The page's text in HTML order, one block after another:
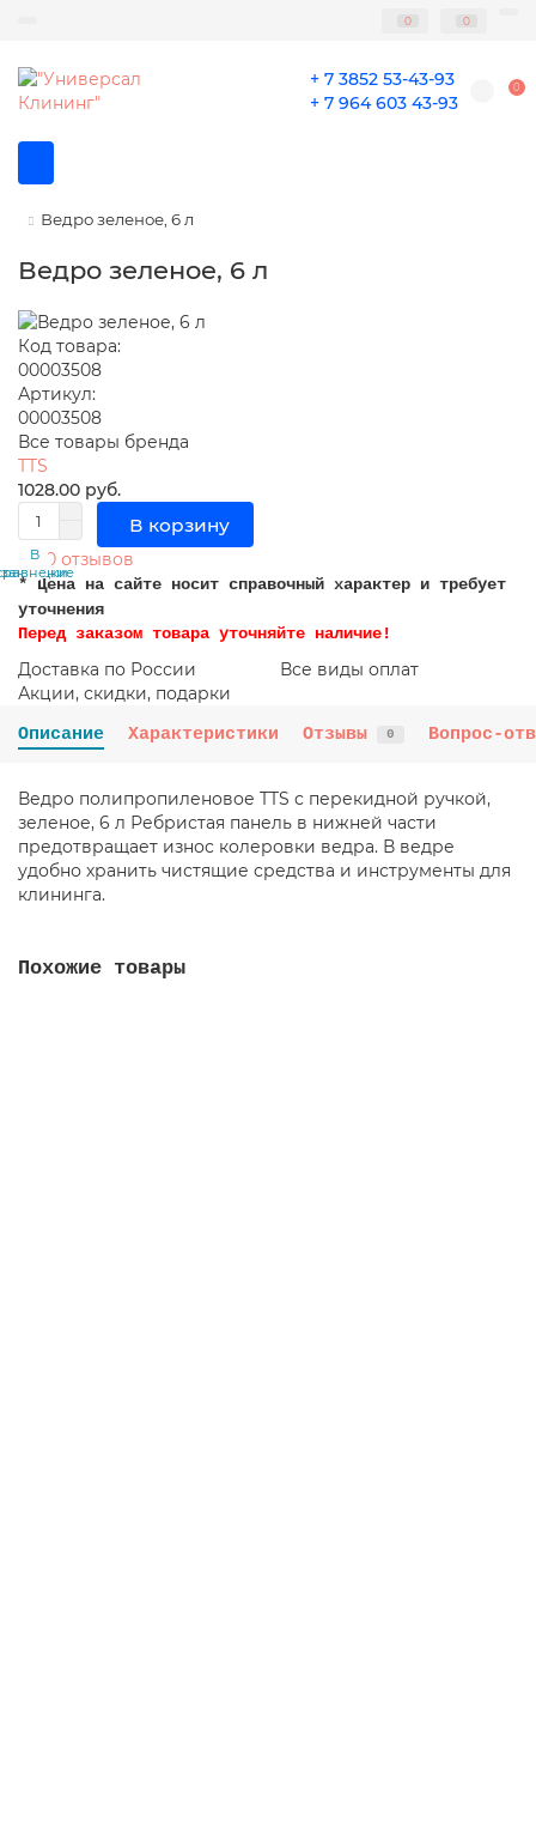
0 0
+ 7 3852 53-43-93
+ 7 964 603 43-93
0
Ведро зеленое, 6 л
Ведро зеленое, 6 л
Код товара:
00003508
Артикул:
00003508
Все товары бренда
TTS
1028.00 руб.
В корзину
В
закладки
В 0 отзывов
* Цена на сайте носит справочный характер и требует
уточнения
Перед заказом товара уточняйте наличие!
Доставка по России
Все виды оплат
Акции, скидки, подарки
Описание
Характеристики Отзывы 0 Вопрос-
Ведро полипропиленовое TTS с перекидной ручкой,
зеленое, 6 л Ребристая панель в нижней части
предотвращает износ колеровки ведра. В ведре
удобно хранить чистящие средства и инструменты для
клининга.
Похожие товары